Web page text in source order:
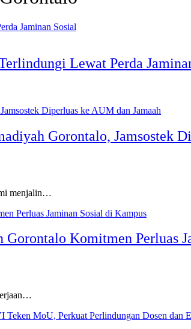
Lewat Perda
Gorontalo, Jamsostek
menjalin…
Komitmen Perluas